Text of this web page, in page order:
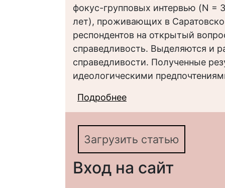
фокус-групповых интервью (N =
лет), проживающих в
респондентов на открытый
справедливость. Выделяются и
справедливости. Полученные
идеологическими
Подробнее
молодежи
Загрузить статью
Вход на сайт